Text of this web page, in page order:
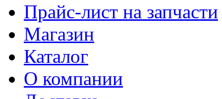
Прайс-лист на запчасти
Магазин
Каталог
О компании